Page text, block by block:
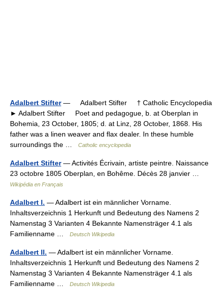
Adalbert Stifter— Adalbert Stifter † Catholic Encyclopedia
► Adalbert Stifter Poet and pedagogue, b. at Oberplan in
Bohemia, 23 October, 1805; d. at Linz, 28 October, 1868. His
father was a linen weaver and flax dealer. In these humble
surroundings the …
Catholic encyclopedia
Adalbert Stifter— Activités Écrivain, artiste peintre. Naissance
23 octobre 1805 Oberplan, en Bohême. Décès 28 janvier …
Wikipédia en Français
Adalbert I. — Adalbert ist ein männlicher Vorname.
Inhaltsverzeichnis 1 Herkunft und Bedeutung des Namens 2
Namenstag 3 Varianten 4 Bekannte Namensträger 4.1 als
Familienname …
Deutsch Wikipedia
Adalbert II. — Adalbert ist ein männlicher Vorname.
Inhaltsverzeichnis 1 Herkunft und Bedeutung des Namens 2
Namenstag 3 Varianten 4 Bekannte Namensträger 4.1 als
Familienname …
Deutsch Wikipedia